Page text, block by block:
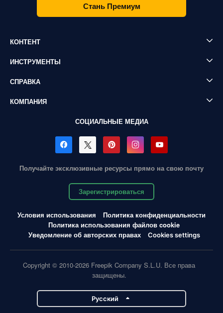
Стань Премиум
КОНТЕНТ
ИНСТРУМЕНТЫ
СПРАВКА
КОМПАНИЯ
СОЦИАЛЬНЫЕ МЕДИА
Получайте эксклюзивные ресурсы прямо на свою почту
Зарегистрироваться
Условия использования
Политика конфиденциальности
Политика использования файлов cookie
Уведомление об авторских правах
Cookies settings
Copyright © 2010-2026 Freepik Company S.L.U. Все права
защищены.
Pусский